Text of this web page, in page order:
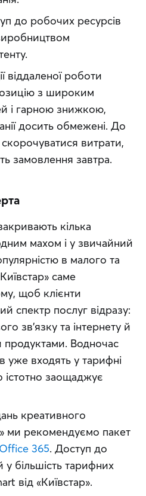
до робочих ресурсів
віддаленої роботи
з широким
і гарною знижкою,
досить обмежені. До
витрати,
замовлення завтра.
кілька
махом і у звичайний
в малого та
саме
щоб клієнти
спектр послуг відразу:
зв’язку та інтернету й
продуктами. Водночас
уже входять у тарифні
істотно заощаджує
креативного
ми рекомендуємо пакет
Office 365. Доступ до
більшість тарифних
від «Київстар».